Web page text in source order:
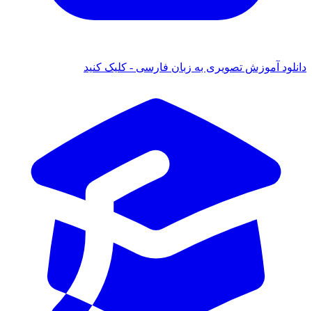
آموزش تصویری به زبان فارسی - کلیک کنید